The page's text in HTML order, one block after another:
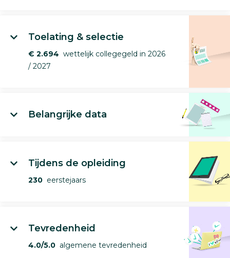
Toelating & selectie
€ 2.694 wettelijk collegegeld in 2026
/ 2027
Belangrijke data
Tijdens de opleiding
230 eerstejaars
Tevredenheid
4.0/5.0 algemene tevredenheid